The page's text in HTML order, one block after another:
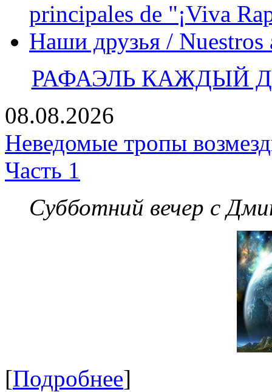
principales de "¡Viva
Наши друзья / Nuestros
РАФАЭЛЬ КАЖДЫЙ
08.08.2026
Неведомые тропы
Часть 1
Субботний вечер с
[Подробнее]